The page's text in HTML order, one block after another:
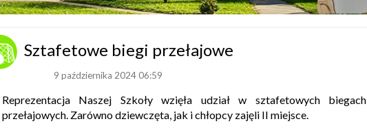
Sztafetowe biegi przełajowe
9 października 2024 06:59
Reprezentacja Naszej Szkoły wzięła udział w sztafetowych biegach
przełajowych. Zarówno dziewczęta, jak i chłopcy zajęli II miejsce.